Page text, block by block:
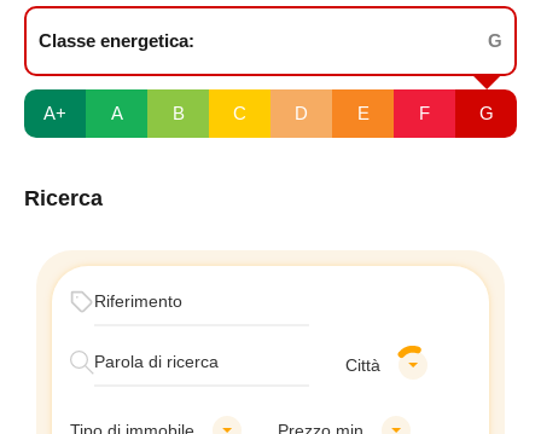
Classe energetica: G
A+ A B C D E F G
Ricerca
Città